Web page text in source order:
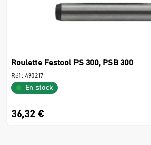
Roulette Festool PS 300, PSB 300
Réf : 490217
En stock
36,32 €